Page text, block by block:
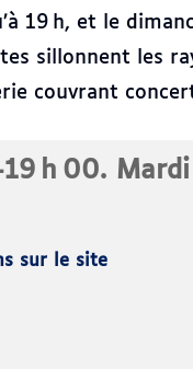
19 h, et le
sillonnent les
couvrant
h 00.
sur le site